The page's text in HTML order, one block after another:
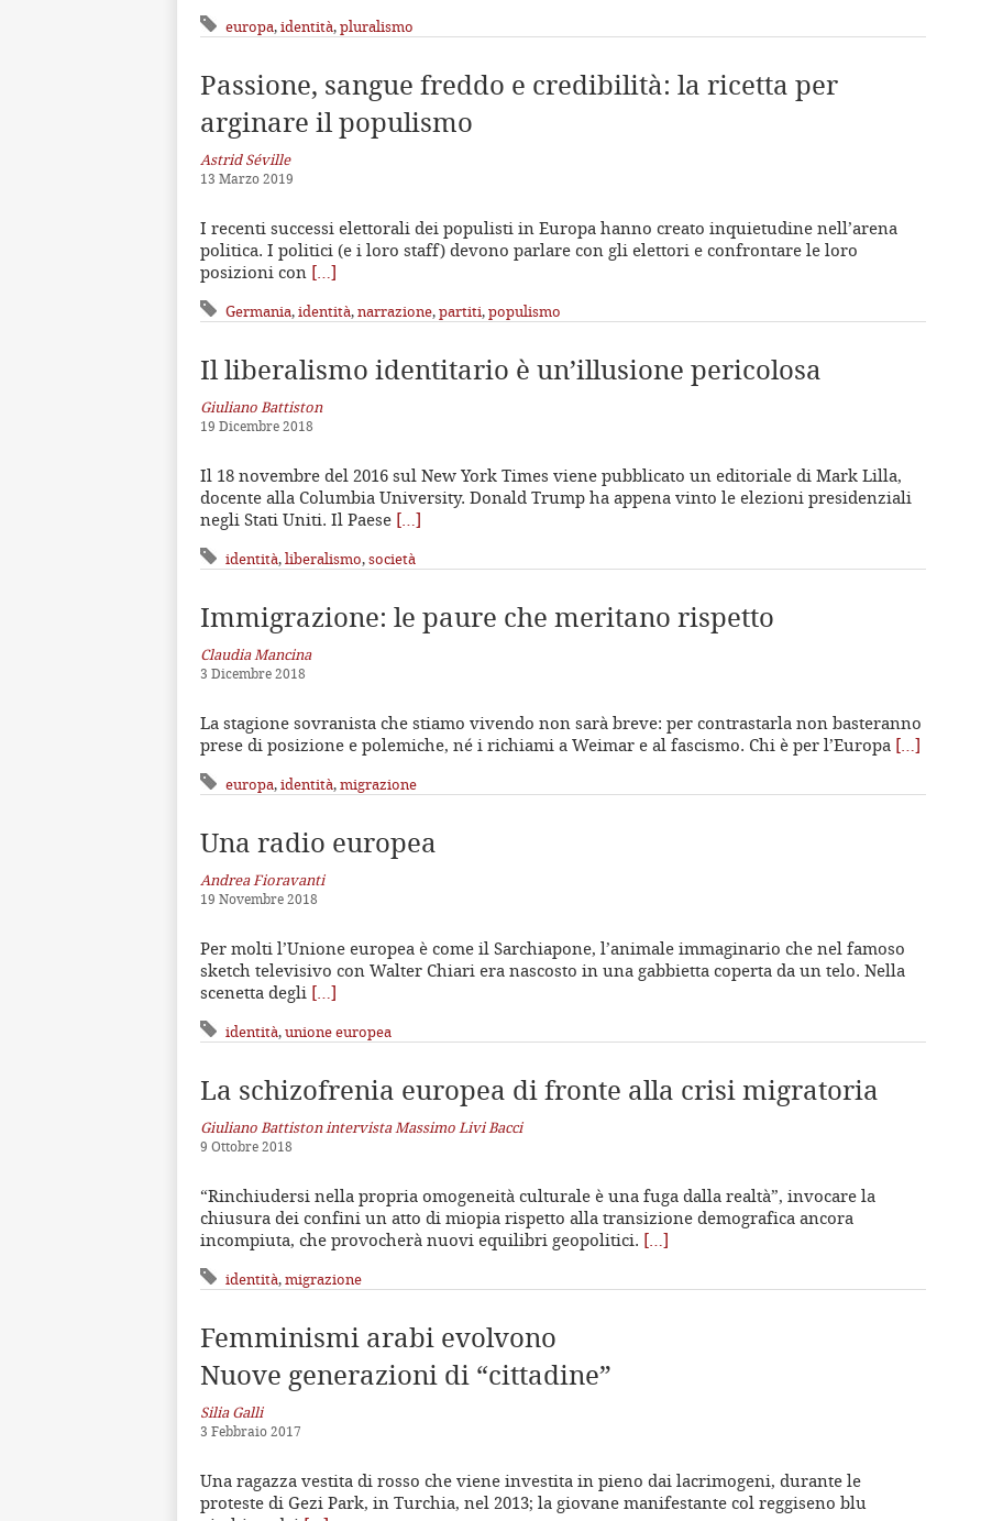
europa,identità,pluralismo
Passione, sangue freddo e credibilità: la ricetta per
arginare il populismo
Astrid Séville
13 Marzo 2019
I recenti successi elettorali dei populisti in Europa hanno creato inquietudine nell’arena
politica. I politici (e i loro staff) devono parlare con gli elettori e confrontare le loro
posizioni con […]
Germania,identità,narrazione,partiti,populismo
Il liberalismo identitario è un’illusione pericolosa
Giuliano Battiston
19 Dicembre 2018
Il 18 novembre del 2016 sul New York Times viene pubblicato un editoriale di Mark Lilla,
docente alla Columbia University. Donald Trump ha appena vinto le elezioni presidenziali
negli Stati Uniti. Il Paese […]
identità,liberalismo,società
Immigrazione: le paure che meritano rispetto
Claudia Mancina
3 Dicembre 2018
La stagione sovranista che stiamo vivendo non sarà breve: per contrastarla non basteranno
prese di posizione e polemiche, né i richiami a Weimar e al fascismo. Chi è per l’Europa […]
europa,identità,migrazione
Una radio europea
Andrea Fioravanti
19 Novembre 2018
Per molti l’Unione europea è come il Sarchiapone, l’animale immaginario che nel famoso
sketch televisivo con Walter Chiari era nascosto in una gabbietta coperta da un telo. Nella
scenetta degli […]
identità,unione europea
La schizofrenia europea di fronte alla crisi migratoria
Giuliano Battiston intervista Massimo Livi Bacci
9 Ottobre 2018
“Rinchiudersi nella propria omogeneità culturale è una fuga dalla realtà”, invocare la
chiusura dei confini un atto di miopia rispetto alla transizione demografica ancora
incompiuta, che provocherà nuovi equilibri geopolitici. […]
identità,migrazione
Femminismi arabi evolvono
Nuove generazioni di “cittadine”
Silia Galli
3 Febbraio 2017
Una ragazza vestita di rosso che viene investita in pieno dai lacrimogeni, durante le
proteste di Gezi Park, in Turchia, nel 2013; la giovane manifestante col reggiseno blu